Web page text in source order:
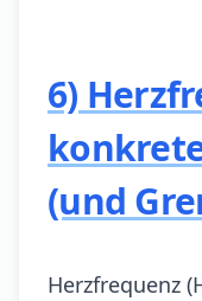
6)
(und
Herzfrequenz